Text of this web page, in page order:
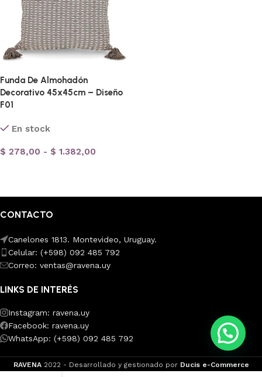
Funda De Almohadón
Decorativo 45x45cm – Diseño
F01
En stock
$ 278,00 - $ 1.382,00
CONTACTO
Canelones 1813. Montevideo, Uruguay.
Celular: (+598) 092 485 792
Correo: ventas@ravena.uy
LINKS DE INTERÉS
Instagram: ravena.uy
Facebook: ravena.uy
WhatsApp: (+598) 092 485 792
RAVENA 2022 - Desarrollado y gestionado por Ducis e-Commerce